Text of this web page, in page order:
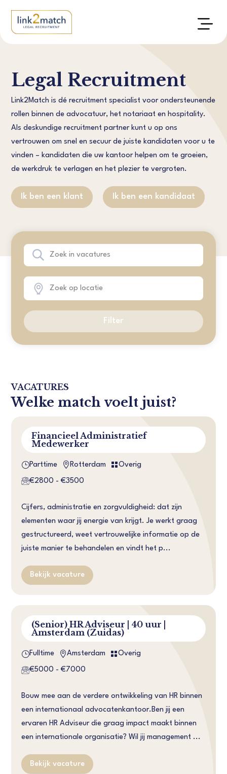
Legal Recruitment
Link2Match is dé recruitment specialist voor ondersteunende
rollen binnen de advocatuur, het notariaat en hospitality.
Als deskundige recruitment partner kunt u op ons
vertrouwen om snel en secuur de juiste kandidaten voor u te
vinden – kandidaten die uw kantoor helpen om te groeien,
de werkdruk te verlagen en het plezier te vergroten.
Ik ben een klant Ik ben een kandidaat
Filter
VACATURES
Welke match voelt juist?
Financieel Administratief
Medewerker
}Parttime  Rotterdam Overig
€2800 - €3500
Cijfers, administratie en zorgvuldigheid: dat zijn
elementen waar jij energie van krijgt. Je werkt graag
gestructureerd, weet vertrouwelijke informatie op de
juiste manier te behandelen en vindt het p...
Bekijk vacature
(Senior) HR Adviseur | 40 uur |
Amsterdam (Zuidas)
}Fulltime Amsterdam Overig
€5000 - €7000
Bouw mee aan de verdere ontwikkeling van HR binnen
een internationaal advocatenkantoor.Ben jij een
ervaren HR Adviseur die graag impact maakt binnen
een internationale organisatie? Wil jij management ...
Bekijk vacature